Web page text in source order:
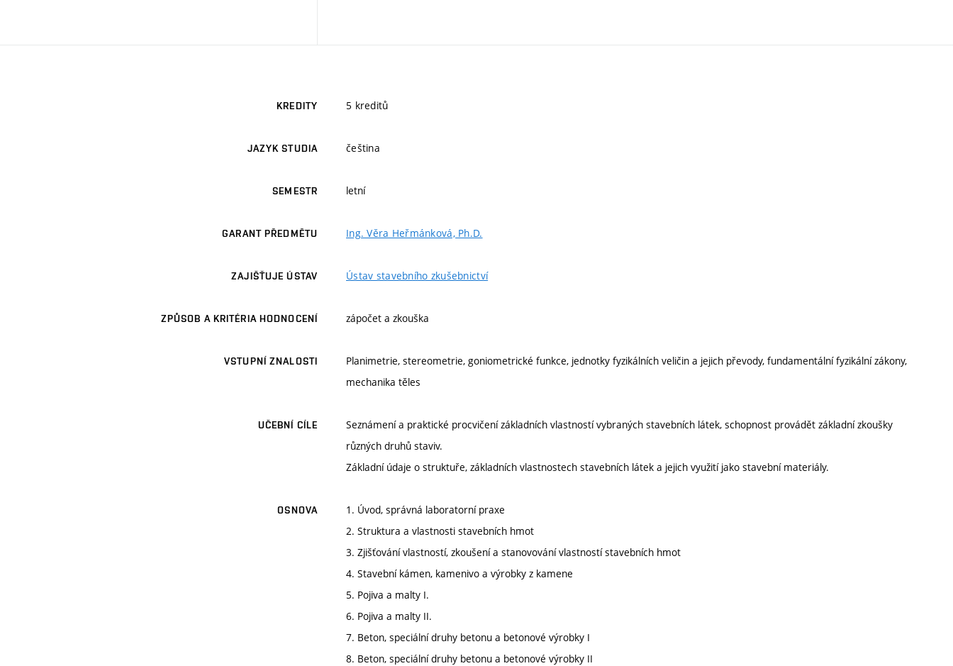
KREDITY 5 kreditů
JAZYK STUDIA čeština
SEMESTR letní
GARANT PŘEDMĚTU Ing. Věra Heřmánková, Ph.D.
ZAJIŠŤUJE ÚSTAV Ústav stavebního zkušebnictví
ZPŮSOB A KRITÉRIA HODNOCENÍ zápočet a zkouška
VSTUPNÍ ZNALOSTI
Planimetrie, stereometrie, goniometrické funkce, jednotky fyzikálních veličin a jejich převody, fundamentální fyzikální zákony,
mechanika těles
UČEBNÍ CÍLE
Seznámení a praktické procvičení základních vlastností vybraných stavebních látek, schopnost provádět základní zkoušky
různých druhů staviv.
Základní údaje o struktuře, základních vlastnostech stavebních látek a jejich využití jako stavební materiály.
OSNOVA
1. Úvod, správná laboratorní praxe
2. Struktura a vlastnosti stavebních hmot
3. Zjišťování vlastností, zkoušení a stanovování vlastností stavebních hmot
4. Stavební kámen, kamenivo a výrobky z kamene
5. Pojiva a malty I.
6. Pojiva a malty II.
7. Beton, speciální druhy betonu a betonové výrobky I
8. Beton, speciální druhy betonu a betonové výrobky II